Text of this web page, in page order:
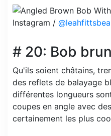
Instagram /
# 20: Bob
Qu'ils soient châtains,
des reflets de balayage
différentes longueurs
coupes en angle avec
certainement les plus